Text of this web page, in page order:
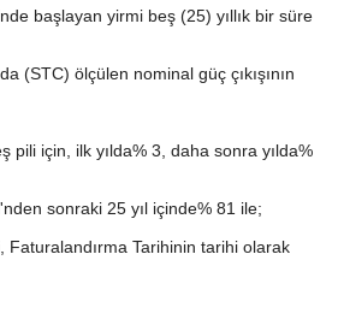
başlayan yirmi beş (25) yıllık bir süre
(STC) ölçülen nominal güç çıkışının
pili için, ilk yılda% 3, daha sonra yılda%
sonraki 25 yıl içinde% 81 ile;
Faturalandırma Tarihinin tarihi olarak